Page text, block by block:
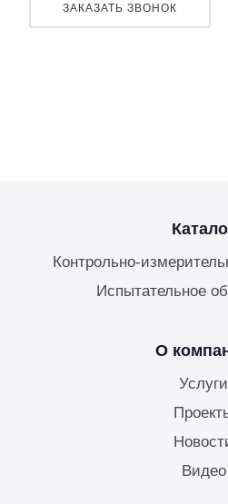
ЗАКАЗАТЬ ЗВОНОК
Контрольно-
Испытательное
О
Услуги
Видео